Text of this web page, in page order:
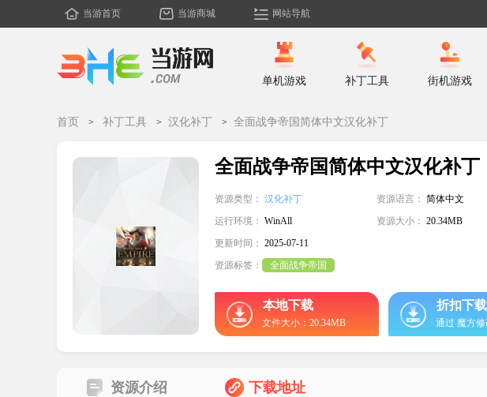
当游首页 当游商城 网站导航
单机游戏 补丁工具 街机游戏
首页 补丁工具 汉化补丁 全面战争帝国简体中文汉化补丁
全面战争帝国简体中文汉化补丁
资源类型： 汉化补丁 资源语言： 简体中文
运行环境： WinAll 资源大小： 20.34MB
更新时间： 2025-07-11
资源标签：
全面战争帝国
本地下载
文件大小：20.34MB
折扣下载
通过 魔方
资源介绍 下载地址